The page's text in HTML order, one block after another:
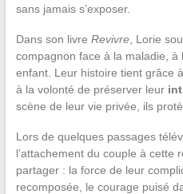
sans jamais s’exposer.
Dans son livre Revivre, Lorie
compagnon face à la maladie, à
enfant. Leur histoire tient grâce
à la volonté de préserver leur
scène de leur vie privée, ils
Lors de quelques passages
l’attachement du couple à cette
partager : la force de leur
recomposée, le courage puisé